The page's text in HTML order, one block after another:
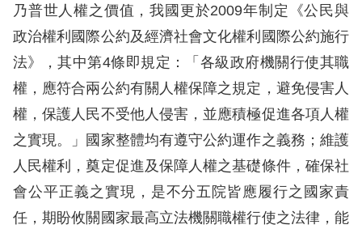
安
全
政
策
隱
私
權
保
乃普世人權之價值，我國更於2009年制定《公民與
政治權利國際公約及經濟社會文化權利國際公約施行
法》，其中第4條即規定：「各級政府機關行使其職
權，應符合兩公約有關人權保障之規定，避免侵害人
權，保護人民不受他人侵害，並應積極促進各項人權
之實現。」國家整體均有遵守公約運作之義務；維護
人民權利，奠定促進及保障人權之基礎條件，確保社
會公平正義之實現，是不分五院皆應履行之國家責
任，期盼攸關國家最高立法機關職權行使之法律，能